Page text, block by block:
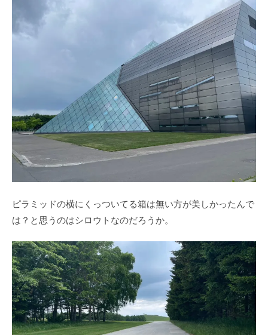
ピラミッドの横にくっついてる箱は無い方が美しかったんで
は？と思うのはシロウトなのだろうか。